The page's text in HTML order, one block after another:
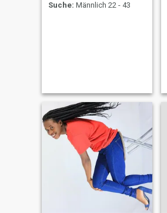
Suche: Männlich 22 - 43